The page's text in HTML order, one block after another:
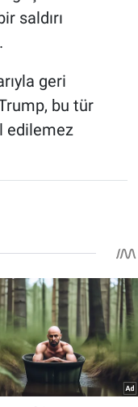
saldırı
geri
bu tür
edilemez